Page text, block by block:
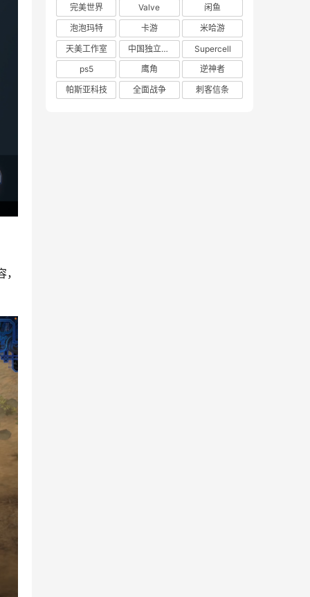
完美世界
Valve
闲鱼
泡泡玛特
卡游
米哈游
天美工作室
中国独立游戏联盟
Supercell
ps5
鹰角
逆神者
帕斯亚科技
全面战争 刺客信条